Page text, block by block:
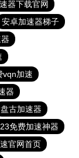
器下载官网
安卓加速器梯子
vqn加速
器
盘古加速器
免费加速神器
官网首页